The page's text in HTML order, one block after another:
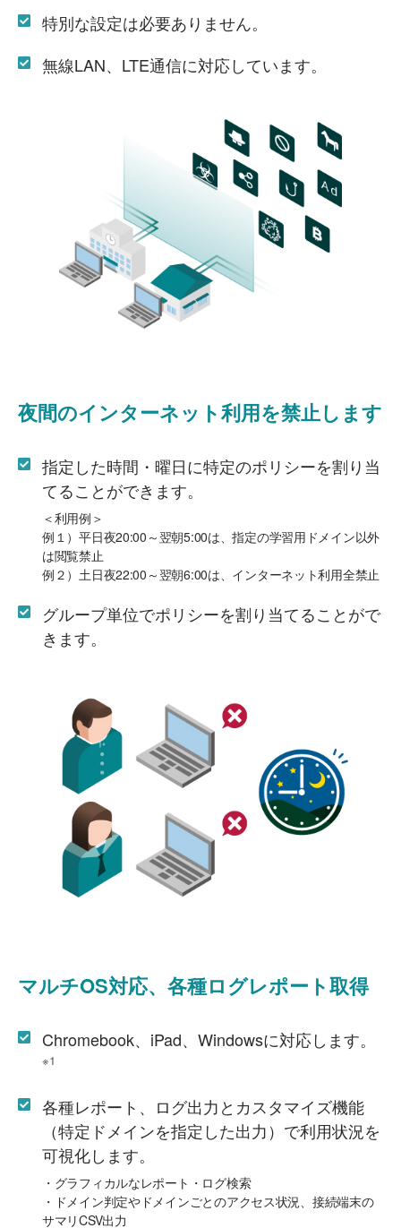
特別な設定は必要ありません。
無線LAN、LTE通信に対応しています。
夜間のインターネット利用を禁止します
指定した時間・曜日に特定のポリシーを割り当
てることができます。
＜利用例＞
例１）平日夜20:00～翌朝5:00は、指定の学習用ドメイン以外
は閲覧禁止
例２）土日夜22:00～翌朝6:00は、インターネット利用全禁止
グループ単位でポリシーを割り当てることがで
きます。
マルチOS対応、 各種ログレポート取得
Chromebook、iPad、Windowsに対応します。
※1
各種レポート、ログ出力とカスタマイズ機能
（特定ドメインを指定した出力）で利用状況を
可視化します。
・グラフィカルなレポート・ログ検索
・ドメイン判定やドメインごとのアクセス状況、接続端末の
サマリCSV出力